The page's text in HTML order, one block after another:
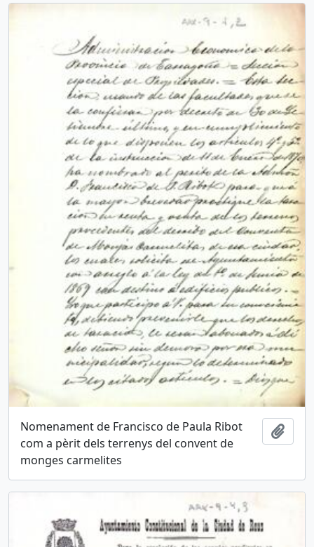
Nomenament de Francisco de Paula Ribot
com a pèrit dels terrenys del convent de
monges carmelites